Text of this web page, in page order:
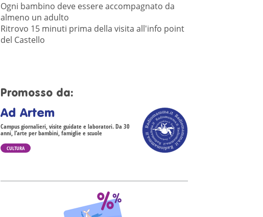
Ogni bambino deve essere accompagnato da
almeno un adulto
Ritrovo 15 minuti prima della visita all'info point
del Castello
Promosso da:
Ad Artem
Campus giornalieri, visite guidate e laboratori. Da 30
anni, l’arte per bambini, famiglie e scuole
CULTURA